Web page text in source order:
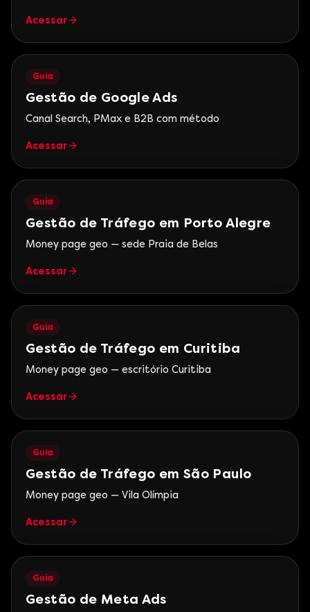
Acessar
Guia
Gestão de Google Ads
Canal Search, PMax e B2B com método
Acessar
Guia
Gestão de Tráfego em Porto Alegre
Money page geo — sede Praia de Belas
Acessar
Guia
Gestão de Tráfego em Curitiba
Money page geo — escritório Curitiba
Acessar
Guia
Gestão de Tráfego em São Paulo
Money page geo — Vila Olímpia
Acessar
Guia
Gestão de Meta Ads